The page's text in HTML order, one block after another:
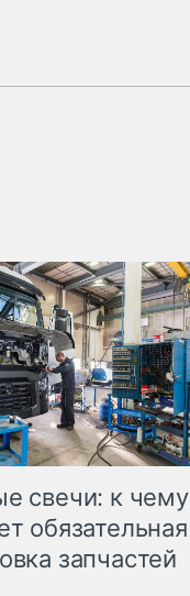
свечи: к чему
обязательная
запчастей